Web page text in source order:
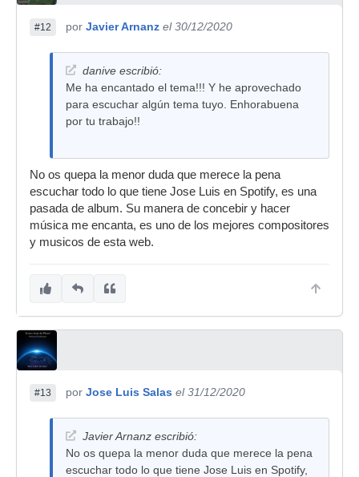
#12 por Javier Arnanz el 30/12/2020
danive escribió:
Me ha encantado el tema!!! Y he aprovechado
para escuchar algún tema tuyo. Enhorabuena
por tu trabajo!!
No os quepa la menor duda que merece la pena
escuchar todo lo que tiene Jose Luis en Spotify, es una
pasada de album. Su manera de concebir y hacer
música me encanta, es uno de los mejores compositores
y musicos de esta web.
#13 por Jose Luis Salas el 31/12/2020
Javier Arnanz escribió:
No os quepa la menor duda que merece la pena
escuchar todo lo que tiene Jose Luis en Spotify,